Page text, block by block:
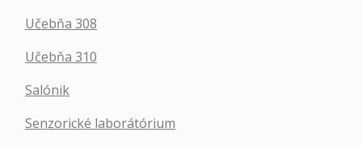
Učebňa 308
Učebňa 310
Salónik
Senzorické laborátórium